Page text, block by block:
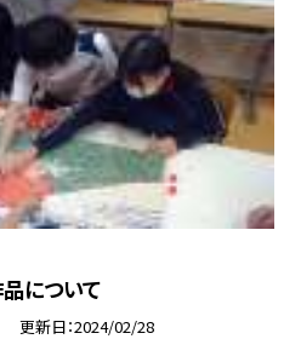
について
更新日 2024/02/28